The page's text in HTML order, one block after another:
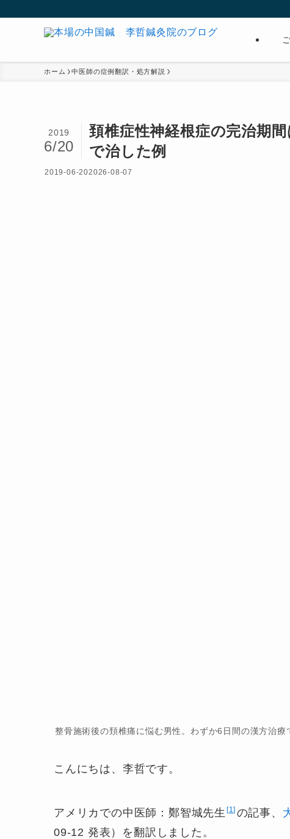
ご
ホーム 中医師の症例翻訳・処方解説
頚椎症性神経根症の完治期
で治した例
2019
6/20
2019-06-202026-08-07
整骨施術後の頚椎痛に悩む男性。わずか6日間の漢方治
こんにちは、李哲です。
アメリカでの中医師：鄭智城先生 1 の記事、
09-12 発表）を翻訳しました。